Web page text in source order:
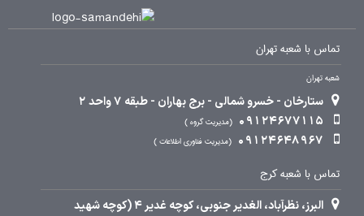
تماس با شعبه تهران
شعبه تهران
ستارخان - خسرو شمالی - برج بهاران - طبقه 7 واحد 2
09124677115
مدیریت گروه
09124648967 مدیریت فناوری اطلاعات
تماس با شعبه کرج
البرز، نظرآباد، الغدیر جنوبی، کوچه غدیر 4 (کوچه شهید